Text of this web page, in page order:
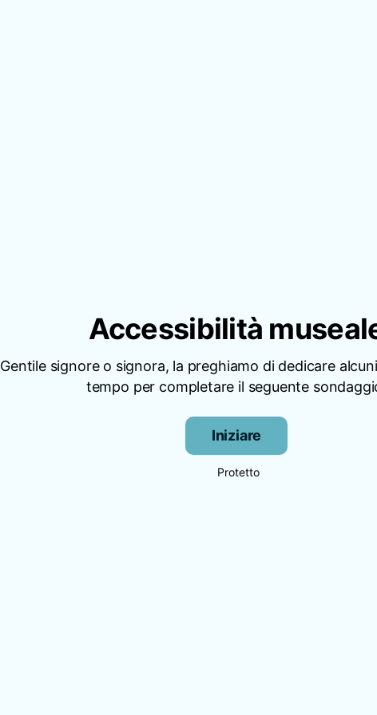
Accessibilità
Gentile signore o signora, la preghiamo di dedicare
tempo per completare il seguente
Iniziare
Protetto